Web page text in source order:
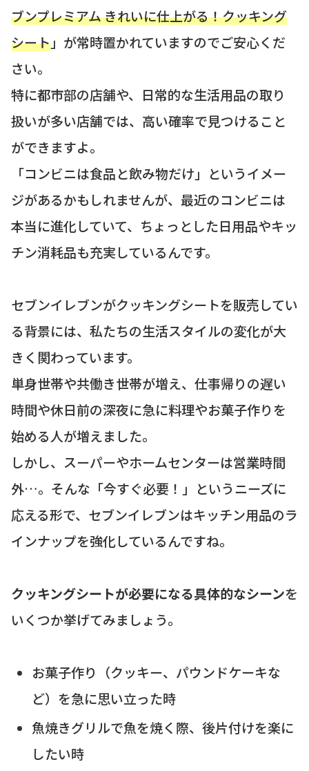
ブンプレミアム きれいに仕上がる！クッキング
シート」が常時置かれていますのでご安心くだ
さい。
特に都市部の店舗や、日常的な生活用品の取り
扱いが多い店舗では、高い確率で見つけること
ができますよ。
「コンビニは食品と飲み物だけ」というイメー
ジがあるかもしれませんが、最近のコンビニは
本当に進化していて、ちょっとした日用品やキッ
チン消耗品も充実しているんです。
セブンイレブンがクッキングシートを販売してい
る背景には、私たちの生活スタイルの変化が大
きく関わっています。
単身世帯や共働き世帯が増え、仕事帰りの遅い
時間や休日前の深夜に急に料理やお菓子作りを
始める人が増えました。
しかし、スーパーやホームセンターは営業時間
外…。そんな「今すぐ必要！」というニーズに
応える形で、セブンイレブンはキッチン用品のラ
インナップを強化しているんですね。
クッキングシートが必要になる具体的なシーンを
いくつか挙げてみましょう。
お菓子作り（クッキー、パウンドケーキな
ど）を急に思い立った時
魚焼きグリルで魚を焼く際、後片付けを楽に
したい時